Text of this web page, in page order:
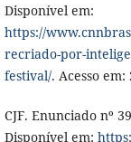
Disponível em:
https://
recriado-por-
festival/. Acesso em:
CJF. Enunciado nº
Disponível em: